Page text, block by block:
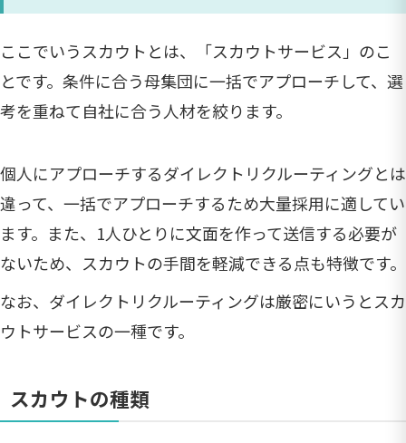
ここでいうスカウトとは、「スカウトサービス」のこ
とです。条件に合う母集団に一括でアプローチして、選
考を重ねて自社に合う人材を絞ります。
個人にアプローチするダイレクトリクルーティングとは
違って、一括でアプローチするため大量採用に適してい
ます。また、1人ひとりに文面を作って送信する必要が
ないため、スカウトの手間を軽減できる点も特徴です。
なお、ダイレクトリクルーティングは厳密にいうとスカ
ウトサービスの一種です。
スカウトの種類